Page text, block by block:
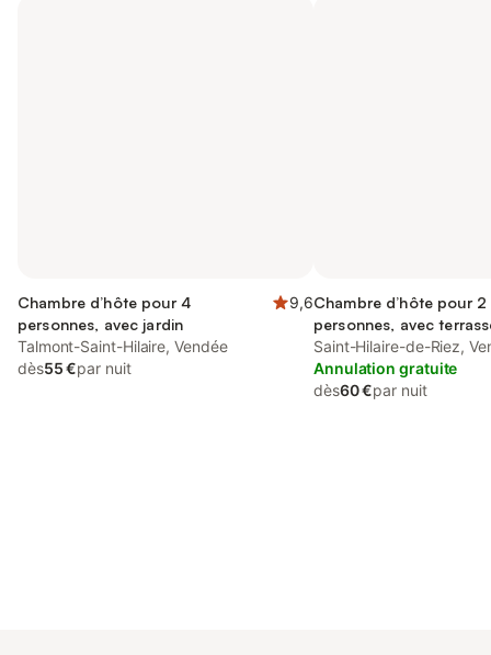
Chambre d’hôte pour 4
personnes, avec jardin
9,6
Talmont-Saint-Hilaire, Vendée
dès55 €par nuit
Chambre d’hôte pour 2
personnes, avec
Saint-Hilaire-de-Riez,
Annulation gratuite
dès60 €par nuit